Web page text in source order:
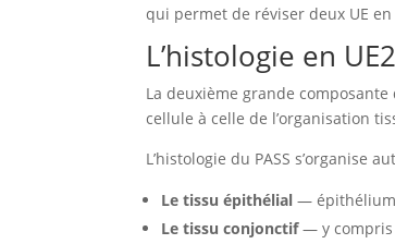
qui permet de réviser deux UE
L’histologie en
La deuxième grande composante
cellule à celle de l’organisation
L’histologie du PASS s’organise
Le tissu épithélial —
Le tissu conjonctif— y compris